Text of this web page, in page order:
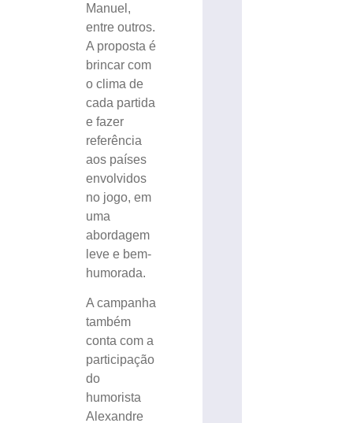
Manuel,
entre outros.
A proposta é
brincar com
o clima de
cada partida
e fazer
referência
aos países
envolvidos
no jogo, em
uma
abordagem
leve e bem-
humorada.
A campanha
também
conta com a
participação
do
humorista
Alexandre